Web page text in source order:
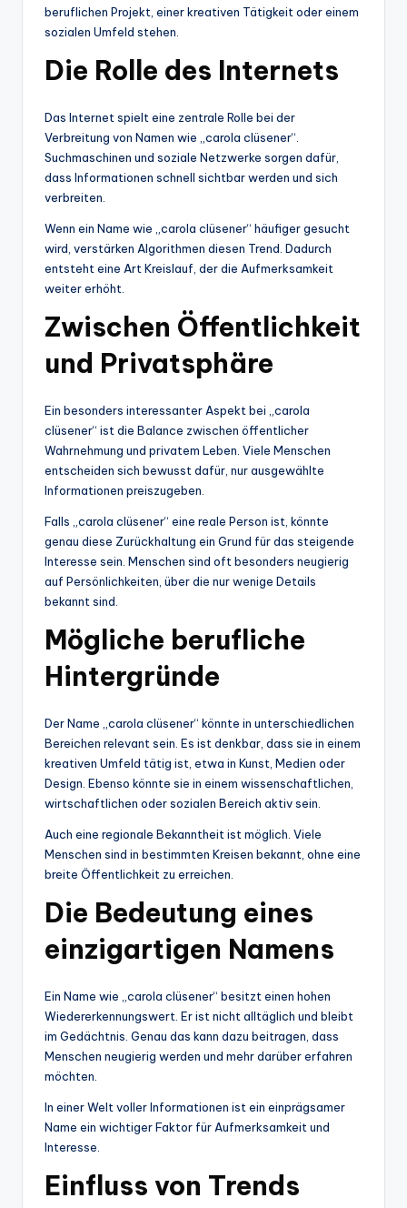
beruflichen Projekt, einer kreativen Tätigkeit oder einem
sozialen Umfeld stehen.
Die Rolle des Internets
Das Internet spielt eine zentrale Rolle bei der
Verbreitung von Namen wie „carola clüsener“.
Suchmaschinen und soziale Netzwerke sorgen dafür,
dass Informationen schnell sichtbar werden und sich
verbreiten.
Wenn ein Name wie „carola clüsener“ häufiger gesucht
wird, verstärken Algorithmen diesen Trend. Dadurch
entsteht eine Art Kreislauf, der die Aufmerksamkeit
weiter erhöht.
Zwischen Öffentlichkeit
und Privatsphäre
Ein besonders interessanter Aspekt bei „carola
clüsener“ ist die Balance zwischen öffentlicher
Wahrnehmung und privatem Leben. Viele Menschen
entscheiden sich bewusst dafür, nur ausgewählte
Informationen preiszugeben.
Falls „carola clüsener“ eine reale Person ist, könnte
genau diese Zurückhaltung ein Grund für das steigende
Interesse sein. Menschen sind oft besonders neugierig
auf Persönlichkeiten, über die nur wenige Details
bekannt sind.
Mögliche berufliche
Hintergründe
Der Name „carola clüsener“ könnte in unterschiedlichen
Bereichen relevant sein. Es ist denkbar, dass sie in einem
kreativen Umfeld tätig ist, etwa in Kunst, Medien oder
Design. Ebenso könnte sie in einem wissenschaftlichen,
wirtschaftlichen oder sozialen Bereich aktiv sein.
Auch eine regionale Bekanntheit ist möglich. Viele
Menschen sind in bestimmten Kreisen bekannt, ohne eine
breite Öffentlichkeit zu erreichen.
Die Bedeutung eines
einzigartigen Namens
Ein Name wie „carola clüsener“ besitzt einen hohen
Wiedererkennungswert. Er ist nicht alltäglich und bleibt
im Gedächtnis. Genau das kann dazu beitragen, dass
Menschen neugierig werden und mehr darüber erfahren
möchten.
In einer Welt voller Informationen ist ein einprägsamer
Name ein wichtiger Faktor für Aufmerksamkeit und
Interesse.
Einfluss von Trends